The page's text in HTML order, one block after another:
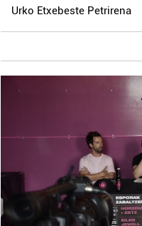
Urko Etxebeste Petrirena